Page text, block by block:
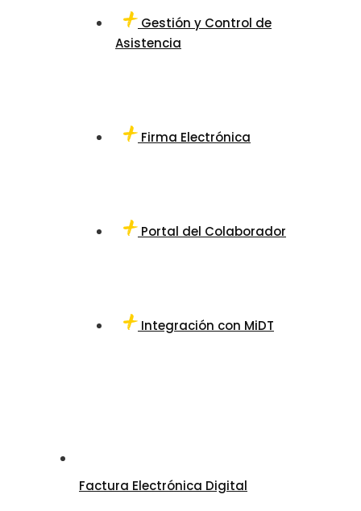
Gestión y Control de
Asistencia
Firma Electrónica
Portal del Colaborador
Integración con MiDT
Factura Electrónica Digital